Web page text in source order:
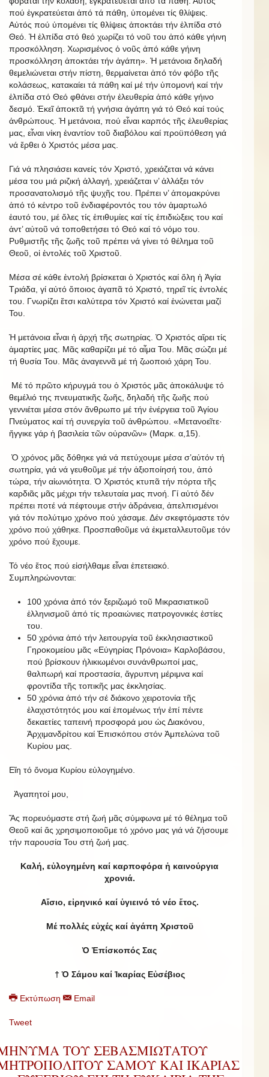
πού ἐγκρατεύεται ἀπό τά πάθη, ὑπομένει τίς θλίψεις.
Αὐτός πού ὑπομένει τίς θλίψεις ἀποκτάει τήν ἐλπίδα στό
Θεό. Ἡ ἐλπίδα στό θεό χωρίζει τό νοῦ του ἀπό κάθε γήινη
προσκόλληση. Χωρισμένος ὁ νοῦς ἀπό κάθε γήινη
προσκόλληση ἀποκτάει τήν ἀγάπη». Ἡ μετάνοια δηλαδή
θεμελιώνεται στήν πίστη, θερμαίνεται ἀπό τόν φόβο τῆς
κολάσεως, κατακαίει τά πάθη καί μέ τήν ὑπομονή καί τήν
ἐλπίδα στό Θεό φθάνει στήν ἐλευθερία ἀπό κάθε γήινο
δεσμό. Ἐκεῖ ἀποκτᾶ τή γνήσια ἀγάπη γιά τό Θεό καί τούς
ἀνθρώπους. Ἡ μετάνοια, πού εἶναι καρπός τῆς ἐλευθερίας
μας, εἶναι νίκη ἐναντίον τοῦ διαβόλου καί προϋπόθεση γιά
νά ἔρθει ὁ Χριστός μέσα μας.
Γιά νά πλησιάσει κανείς τόν Χριστό, χρειάζεται νά κάνει
μέσα του μιά ριζική ἀλλαγή, χρειάζεται ν’ ἀλλάξει τόν
προσανατολισμό τῆς ψυχῆς του. Πρέπει ν’ ἀπομακρύνει
ἀπό τό κέντρο τοῦ ἐνδιαφέροντός του τόν ἁμαρτωλό
ἑαυτό του, μέ ὅλες τίς ἐπιθυμίες καί τίς ἐπιδιώξεις του καί
ἀντ’ αὐτοῦ νά τοποθετήσει τό Θεό καί τό νόμο του.
Ρυθμιστῆς τῆς ζωῆς τοῦ πρέπει νά γίνει τό θέλημα τοῦ
Θεοῦ, οἱ ἐντολές τοῦ Χριστοῦ.
Μέσα σέ κάθε ἐντολή βρίσκεται ὁ Χριστός καί ὅλη ἡ Ἁγία
Τριάδα, γί αὐτό ὅποιος ἀγαπᾶ τό Χριστό, τηρεῖ τίς ἐντολές
του. Γνωρίζει ἔτσι καλύτερα τόν Χριστό καί ἑνώνεται μαζί
Του.
Ἡ μετάνοια εἶναι ἡ ἀρχή τῆς σωτηρίας. Ὁ Χριστός αἴρει τίς
ἁμαρτίες μας. Μᾶς καθαρίζει μέ τό αἷμα Του. Μᾶς σώζει μέ
τή θυσία Του. Μᾶς ἀναγεννᾶ μέ τή ζωοποιό χάρη Του.
Μέ τό πρῶτο κήρυγμά του ὁ Χριστός μᾶς ἀποκάλυψε τό
θεμέλιό της πνευματικῆς ζωῆς, δηλαδή τῆς ζωῆς πού
γεννιέται μέσα στόν ἄνθρωπο μέ τήν ἐνέργεια τοῦ Ἁγίου
Πνεύματος καί τή συνεργία τοῦ ἀνθρώπου. «Μετανοεῖτε·
ἤγγικε γάρ ἡ βασιλεία τῶν οὐρανῶν» (Μαρκ. α,15).
Ὁ χρόνος μᾶς δόθηκε γιά νά πετύχουμε μέσα σ’αὐτόν τή
σωτηρία, γιά νά γευθοῦμε μέ τήν ἀξιοποίησή του, ἀπό
τώρα, τήν αἰωνιότητα. Ὁ Χριστός κτυπᾶ τήν πόρτα τῆς
καρδιᾶς μᾶς μέχρι τήν τελευταία μας πνοή. Γί αὐτό δέν
πρέπει ποτέ νά πέφτουμε στήν ἀδράνεια, ἀπελπισμένοι
γιά τόν πολύτιμο χρόνο πού χάσαμε. Δέν σκεφτόμαστε τόν
χρόνο πού χάθηκε. Προσπαθοῦμε νά ἐκμεταλλευτοῦμε τόν
χρόνο πού ἔχουμε.
Τό νέο ἔτος πού εἰσήλθαμε εἶναι ἐπετειακό.
Συμπληρώνονται:
100 χρόνια ἀπό τόν ξεριζωμό τοῦ Μικρασιατικοῦ
ἑλληνισμοῦ ἀπό τίς προαιώνιες πατρογονικές ἑστίες
του.
50 χρόνια ἀπό τήν λειτουργία τοῦ ἐκκλησιαστικοῦ
Γηροκομείου μᾶς «Εὐγηρίας Πρόνοια» Καρλοβάσου,
πού βρίσκουν ἡλικιωμένοι συνάνθρωποί μας,
θαλπωρή καί προστασία, ἄγρυπνη μέριμνα καί
φροντίδα τῆς τοπικῆς μας ἐκκλησίας.
50 χρόνια ἀπό τήν σέ διάκονο χειροτονία τῆς
ἐλαχιστότητός μου καί ἑπομένως τήν ἐπί πέντε
δεκαετίες ταπεινή προσφορά μου ὡς Διακόνου,
Ἀρχιμανδρίτου καί Ἐπισκόπου στόν Ἀμπελώνα τοῦ
Κυρίου μας.
Εἴη τό ὄνομα Κυρίου εὐλογημένο.
Ἀγαπητοί μου,
Ἄς πορευόμαστε στή ζωή μᾶς σύμφωνα μέ τό θέλημα τοῦ
Θεοῦ καί ἄς χρησιμοποιοῦμε τό χρόνο μας γιά νά ζήσουμε
τήν παρουσία Του στή ζωή μας.
Καλή, εὐλογημένη καί καρποφόρα ἡ καινούργια
χρονιά.
Αἴσιο, εἰρηνικό καί ὑγιεινό τό νέο ἔτος.
Μέ πολλές εὐχές καί ἀγάπη Χριστοῦ
Ὁ Ἐπίσκοπός Σας
† Ὁ Σάμου καί Ἰκαρίας Εὐσέβιος
Εκτύπωση Email
Tweet
ΤΟΥ ΣΕΒΑΣΜΙΩΤΑΤΟΥ
ΣΑΜΟΥ ΚΑΙ ΙΚΑΡΙΑΣ